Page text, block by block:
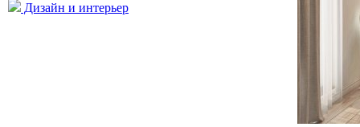
Дизайн и интерьер